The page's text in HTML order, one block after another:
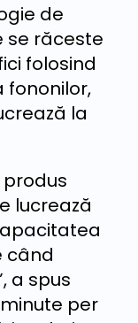
de
se răceste
folosind
la
lucrează
când
a spus
per